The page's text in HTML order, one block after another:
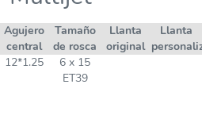
Agujero
central
Tamaño
de rosca
Llanta
original
Llanta
12*1.25
6 x 15
ET39